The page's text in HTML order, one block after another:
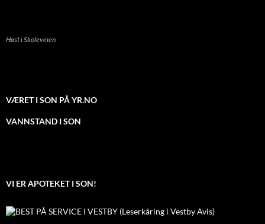
Høst i Skoleveien
VÆRET I SON PÅ YR.NO
VANNSTAND I SON
VI ER APOTEKET I SON!